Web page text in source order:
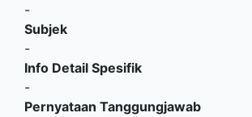
-
Subjek
-
Info Detail Spesifik
-
Pernyataan Tanggungjawab